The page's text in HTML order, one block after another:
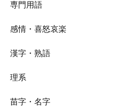
専門用語
感情・喜怒哀楽
漢字・熟語
理系
苗字・名字